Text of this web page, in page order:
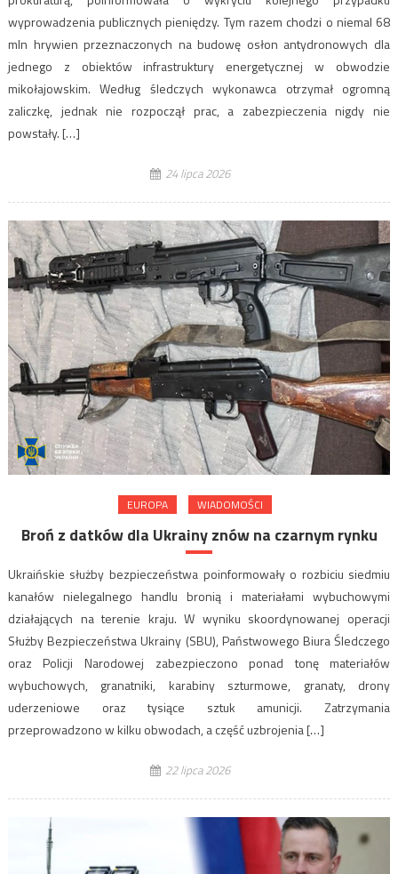
wyprowadzenia publicznych pieniędzy. Tym razem chodzi o niemal 68
mln hrywien przeznaczonych na budowę osłon antydronowych dla
jednego z obiektów infrastruktury energetycznej w obwodzie
mikołajowskim. Według śledczych wykonawca otrzymał ogromną
zaliczkę, jednak nie rozpoczął prac, a zabezpieczenia nigdy nie
powstały. […]
24 lipca 2026
EUROPA WIADOMOŚCI
Broń z datków dla Ukrainy znów na czarnym rynku
Ukraińskie służby bezpieczeństwa poinformowały o rozbiciu siedmiu
kanałów nielegalnego handlu bronią i materiałami wybuchowymi
działających na terenie kraju. W wyniku skoordynowanej operacji
Służby Bezpieczeństwa Ukrainy (SBU), Państwowego Biura Śledczego
oraz Policji Narodowej zabezpieczono ponad tonę materiałów
wybuchowych, granatniki, karabiny szturmowe, granaty, drony
uderzeniowe oraz tysiące sztuk amunicji. Zatrzymania
przeprowadzono w kilku obwodach, a część uzbrojenia […]
22 lipca 2026